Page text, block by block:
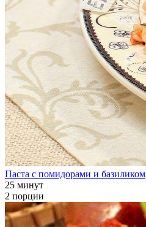
Паста с помидорами и базиликом
25 минут
2 порции